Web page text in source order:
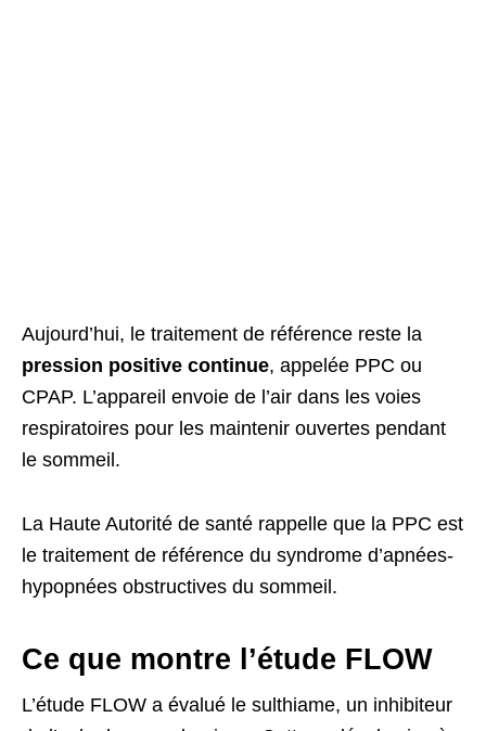
Aujourd’hui, le traitement de référence reste la
pression positive continue, appelée PPC ou
CPAP. L’appareil envoie de l’air dans les voies
respiratoires pour les maintenir ouvertes pendant
le sommeil.
La Haute Autorité de santé rappelle que la PPC est
le traitement de référence du syndrome d’apnées-
hypopnées obstructives du sommeil.
Ce que montre l’étude FLOW
L’étude FLOW a évalué le sulthiame, un inhibiteur